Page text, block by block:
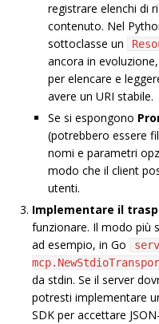
registrare elenchi di
contenuto. Nel
sottoclasse un
ancora in
per elencare e
avere un URI stabile.
Se si espongono
(potrebbero essere
nomi e parametri
modo che il client
utenti.
Implementare il
funzionare. Il modo più
ad esempio, in Go
da stdin. Se il server
potresti implementare
SDK per accettare